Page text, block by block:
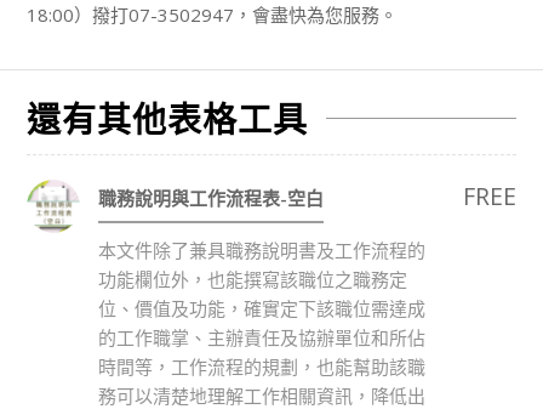
18:00）撥打07-3502947，會盡快為您服務。
還有其他表格工具
職務說明與工作流程表-空白 FREE
本文件除了兼具職務說明書及工作流程的
功能欄位外，也能撰寫該職位之職務定
位、價值及功能，確實定下該職位需達成
的工作職掌、主辦責任及協辦單位和所佔
時間等，工作流程的規劃，也能幫助該職
務可以清楚地理解工作相關資訊，降低出